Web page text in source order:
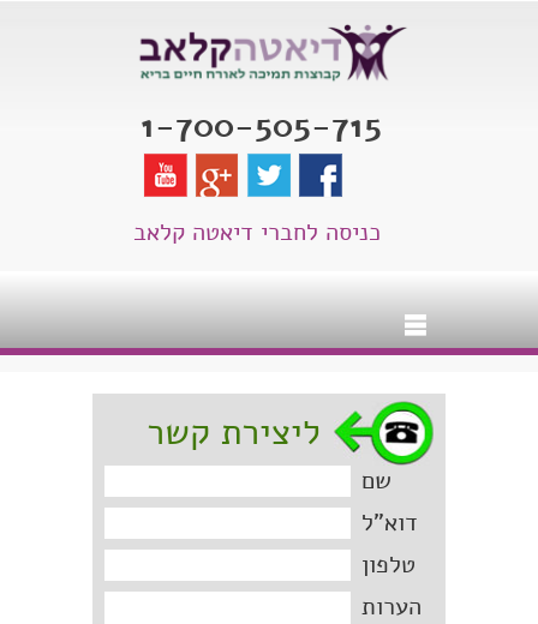
1-700-505-715
כניסה לחברי דיאטה קלאב
ליצירת קשר
שם
דוא"ל
טלפון
הערות